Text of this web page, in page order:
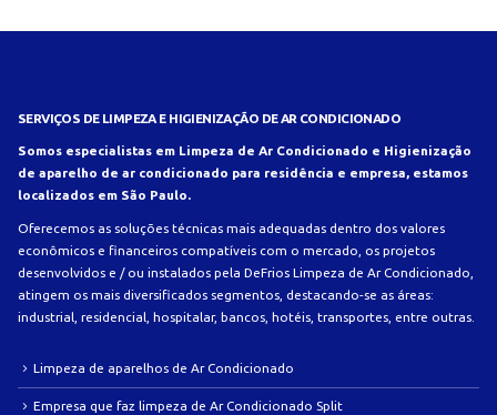
SERVIÇOS DE LIMPEZA E HIGIENIZAÇÃO DE AR CONDICIONADO
Somos especialistas em Limpeza de Ar Condicionado e Higienização
de aparelho de ar condicionado para residência e empresa, estamos
localizados em São Paulo.
Oferecemos as soluções técnicas mais adequadas dentro dos valores
econômicos e financeiros compatíveis com o mercado, os projetos
desenvolvidos e / ou instalados pela DeFrios Limpeza de Ar Condicionado,
atingem os mais diversificados segmentos, destacando-se as áreas:
industrial, residencial, hospitalar, bancos, hotéis, transportes, entre outras.
Limpeza de aparelhos de Ar Condicionado
Empresa que faz limpeza de Ar Condicionado Split